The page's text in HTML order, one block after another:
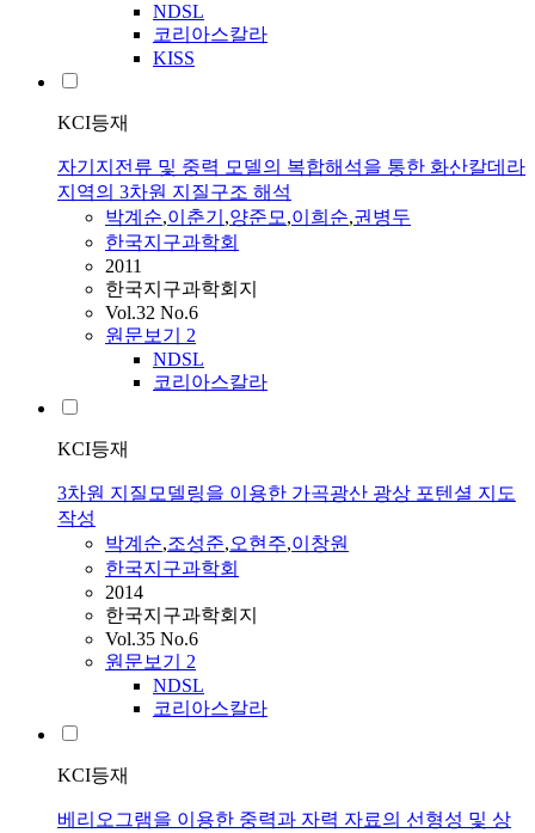
NDSL
코리아스칼라
KISS
KCI등재
자기지전류 및 중력 모델의 복합해석을 통한 화산칼데라
지역의 3차원 지질구조 해석
박계순,이춘기 ,양준모,이희순,권병두
한국지구과학회
2011
한국지구과학회지
Vol.32 No.6
원문보기 2
NDSL
코리아스칼라
KCI등재
3차원 지질모델링을 이용한 가곡광산 광상 포텐셜 지도
작성
박계순,조성준,오현주,이창원
한국지구과학회
2014
한국지구과학회지
Vol.35 No.6
원문보기 2
NDSL
코리아스칼라
KCI등재
베리오그램을 이용한 중력과 자력 자료의 선형성 및 상